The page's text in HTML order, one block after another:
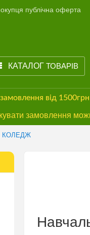
публічна оферта
КАТАЛОГТОВАРІВ
від 1500грн
замовлення
КОЛЕДЖ